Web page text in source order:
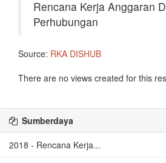
Rencana Kerja Anggaran
Perhubungan
Source: RKA DISHUB
There are no views created for this
Sumberdaya
2018 - Rencana Kerja...